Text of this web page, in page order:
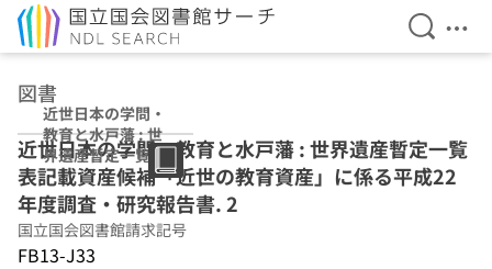
検索を
メ
図書
近世日本の学問・
教育と水戸藩 : 世
界遺産暫定一覧表
記載資産候補「近
世の教育資産」に
係る平成22年度調
査・研究報告書 2
近世日本の学問・教育と水戸藩 : 世界遺産暫定一覧
表記載資産候補「近世の教育資産」に係る平成22
年度調査・研究報告書. 2
国立国会図書館請求記号
FB13-J33